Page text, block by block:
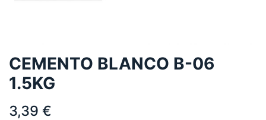
CEMENTO BLANCO B-06
1.5KG
3,39 €